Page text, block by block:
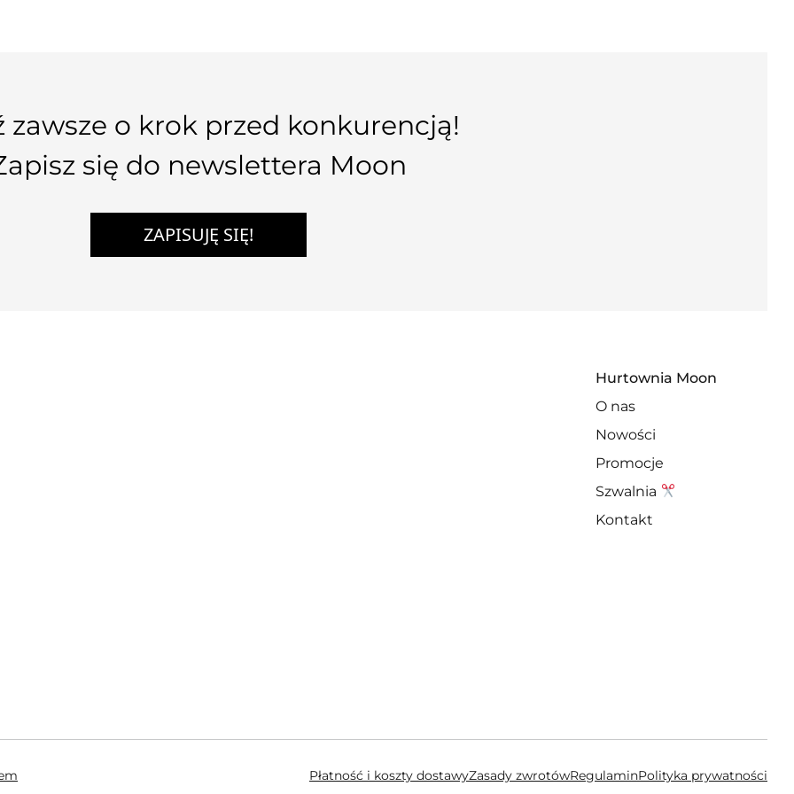
zawsze o krok przed konkurencją!
się do newslettera Moon
ZAPISUJĘ SIĘ!
Hurtownia Moon
O nas
Nowości
Promocje
Szwalnia
Kontakt
Płatność i koszty dostawyZasady zwrotówRegulaminPolityka prywatności